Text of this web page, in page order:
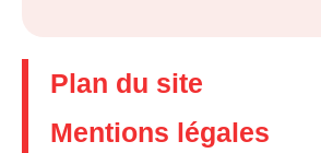
Plan du site
Mentions légales